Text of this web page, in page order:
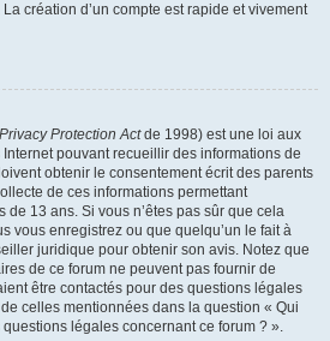
création d’un compte est rapide et vivement
Protection Actde 1998) est une loi aux
pouvant recueillir des informations de
obtenir le consentement écrit des parents
de ces informations permettant
de 13 ans. Si vous n’êtes pas sûr que cela
vous enregistrez ou que quelqu’un le fait à
juridique pour obtenir son avis. Notez que
de ce forum ne peuvent pas fournir de
être contactés pour des questions légales
celles mentionnées dans la question « Qui
légales concernant ce forum ? ».